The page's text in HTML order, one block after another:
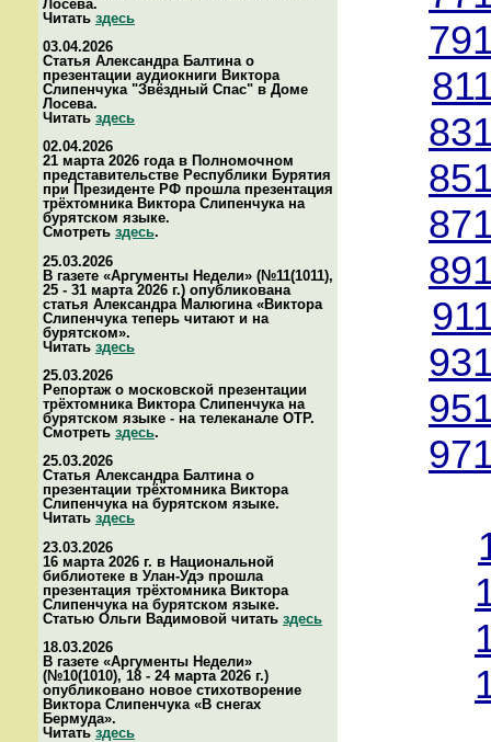
Лосева.
Читать здесь
03.04.2026
Статья Александра Балтина о
презентации аудиокниги Виктора
Слипенчука "Звёздный Спас" в Доме
Лосева.
Читать здесь
02.04.2026
21 марта 2026 года в Полномочном
представительстве Республики Бурятия
при Президенте РФ прошла презентация
трёхтомника Виктора Слипенчука на
бурятском языке.
Смотреть здесь.
25.03.2026
В газете «Аргументы Недели» (№11(1011),
25 - 31 марта 2026 г.) опубликована
статья Александра Малюгина «Виктора
Слипенчука теперь читают и на
бурятском».
Читать здесь
25.03.2026
Репортаж о московской презентации
трёхтомника Виктора Слипенчука на
бурятском языке - на телеканале ОТР.
Смотреть здесь.
25.03.2026
Статья Александра Балтина о
презентации трёхтомника Виктора
Слипенчука на бурятском языке.
Читать здесь
23.03.2026
16 марта 2026 г. в Национальной
библиотеке в Улан-Удэ прошла
презентация трёхтомника Виктора
Слипенчука на бурятском языке.
Статью Ольги Вадимовой читать здесь
18.03.2026
В газете «Аргументы Недели»
(№10(1010), 18 - 24 марта 2026 г.)
опубликовано новое стихотворение
Виктора Слипенчука «В снегах
Бермуда».
Читать здесь